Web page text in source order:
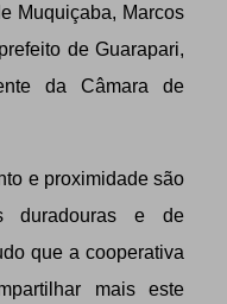
Muquiçaba, Marcos
de Guarapari,
da Câmara de
e proximidade são
duradouras e de
que a cooperativa
mais este